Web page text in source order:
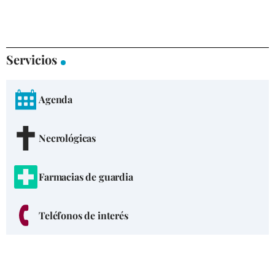
Servicios
Agenda
Necrológicas
Farmacias de guardia
Teléfonos de interés